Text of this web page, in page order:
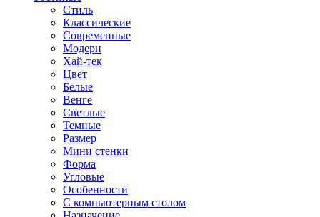
Стиль
Классические
Современные
Модерн
Хай-тек
Цвет
Белые
Венге
Светлые
Темные
Размер
Мини стенки
Форма
Угловые
Особенности
С компьютерным столом